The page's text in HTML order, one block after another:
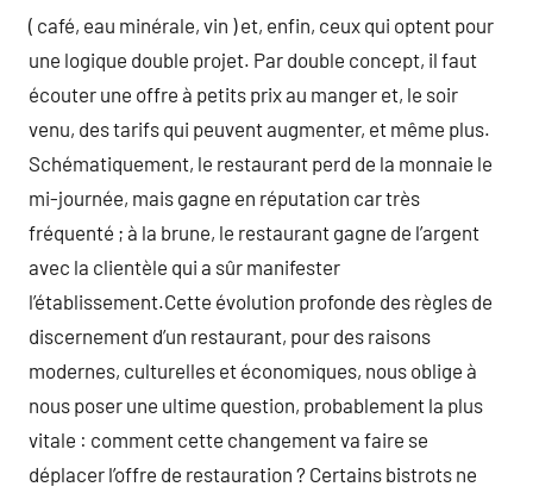
( café, eau minérale, vin ) et, enfin, ceux qui optent pour
une logique double projet. Par double concept, il faut
écouter une offre à petits prix au manger et, le soir
venu, des tarifs qui peuvent augmenter, et même plus.
Schématiquement, le restaurant perd de la monnaie le
mi-journée, mais gagne en réputation car très
fréquenté ; à la brune, le restaurant gagne de l’argent
avec la clientèle qui a sûr manifester
l’établissement.Cette évolution profonde des règles de
discernement d’un restaurant, pour des raisons
modernes, culturelles et économiques, nous oblige à
nous poser une ultime question, probablement la plus
vitale : comment cette changement va faire se
déplacer l’offre de restauration ? Certains bistrots ne